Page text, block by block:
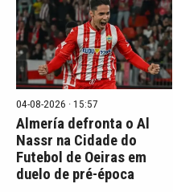
04-08-2026 · 15:57
Almería defronta o Al
Nassr na Cidade do
Futebol de Oeiras em
duelo de pré-época